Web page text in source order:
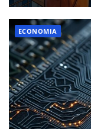
ECONOMIA